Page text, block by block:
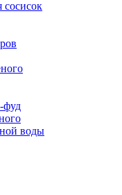
сосисок
фуд
воды